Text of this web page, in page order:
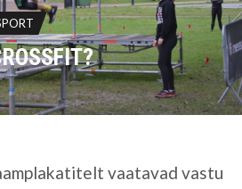
vaatavad vastu